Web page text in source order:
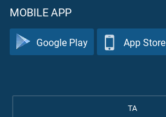
MOBILE APP
Google Play App Store
TA